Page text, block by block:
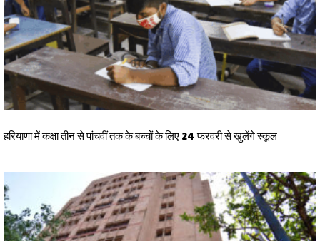
हरियाणा में कक्षा तीन से पांचवीं तक के बच्चों के लिए 24 फरवरी से खुलेंगे स्कूल